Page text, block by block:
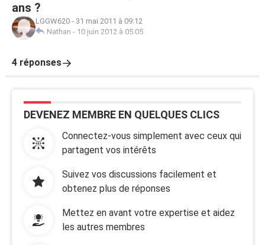
ans ?
LGGW620 - 31 mai 2011 à 09:12
Nathan - 10 juin 2012 à 05:05
4 réponses
DEVENEZ MEMBRE EN QUELQUES CLICS
Connectez-vous simplement avec ceux qui
partagent vos intérêts
Suivez vos discussions facilement et
obtenez plus de réponses
Mettez en avant votre expertise et aidez
les autres membres